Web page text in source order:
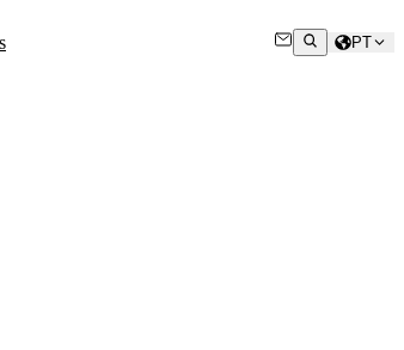
PT